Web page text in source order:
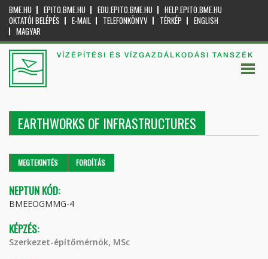
BME.HU EPITO.BME.HU EDU.EPITO.BME.HU
HELP.EPITO.BME.HU
OKTATÓI BELÉPÉS
E-MAIL TELEFONKÖNYV TÉRKÉP
ENGLISH
MAGYAR
VÍZÉPÍTÉSI ÉS VÍZGAZDÁLKODÁSI TANSZÉK
EARTHWORKS OF INFRASTRUCTURES
Elsődleges fülek
MEGTEKINTÉS (AKTÍVFORDÍTÁS
NEPTUN KÓD:
BMEEOGMMG-4
KÉPZÉS:
Szerkezet-építőmérnök, MSc